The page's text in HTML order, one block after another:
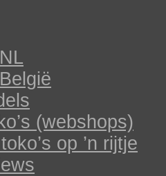
(webshops)
op ’n rijtje